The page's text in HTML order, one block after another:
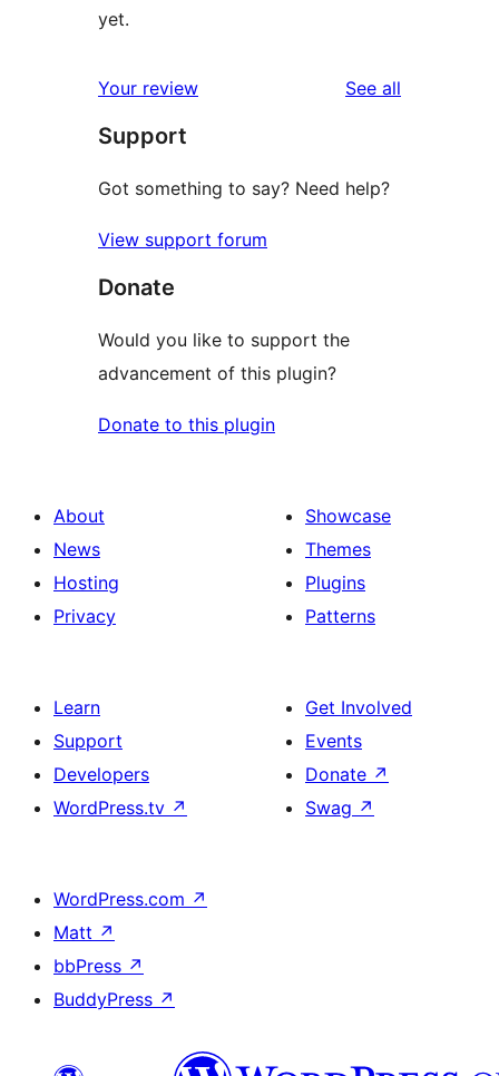
yet.
Your review See all
Support
Got something to say? Need help?
View support forum
Donate
Would you like to support the
advancement of this plugin?
Donate to this plugin
About
News
Hosting
Privacy
Showcase
Themes
Plugins
Patterns
Learn
Support
Developers
WordPress.tv ↗
Get Involved
Events
Donate ↗
Swag ↗
WordPress.com ↗
Matt ↗
bbPress ↗
BuddyPress ↗